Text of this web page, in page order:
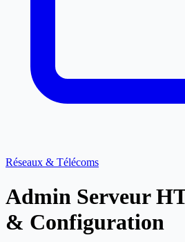
Réseaux & Télécoms
Admin Serveur
& Configuration